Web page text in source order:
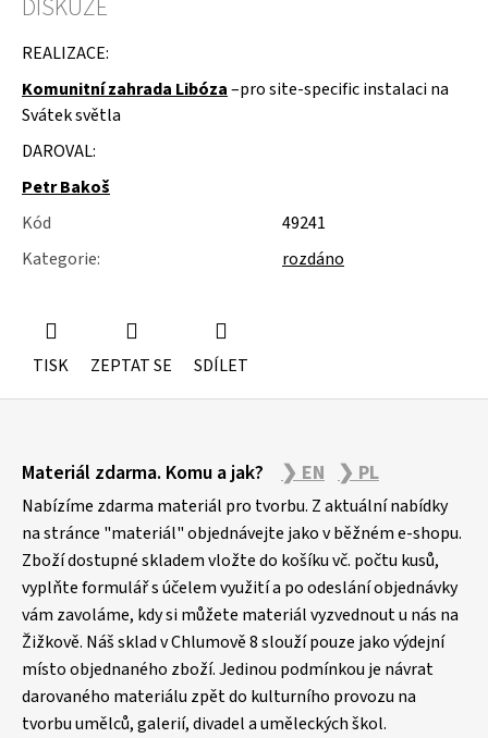
DISKUZE
REALIZACE:
Komunitní zahrada Libóza–pro site-specific instalaci na
Svátek světla
DAROVAL:
Petr Bakoš
Kód
49241
Kategorie: rozdáno
TISK ZEPTAT SE SDÍLET
u
e
e
SLOŽKY
A
POŘADNÍKY
Materiál zdarma. Komu a jak? ❯ EN ❯ PL
Nabízíme zdarma materiál pro tvorbu. Z aktuální nabídky
na stránce "materiál" objednávejte jako v běžném e-shopu.
Zboží dostupné skladem vložte do košíku vč. počtu kusů,
vyplňte formulář s účelem využití a po odeslání objednávky
vám zavoláme, kdy si můžete materiál vyzvednout u nás na
Žižkově. Náš sklad v Chlumově 8 slouží pouze jako výdejní
místo objednaného zboží. Jedinou podmínkou je návrat
darovaného materiálu zpět do kulturního provozu na
tvorbu umělců, galerií, divadel a uměleckých škol.